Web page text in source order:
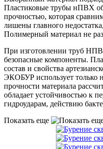
Пластиковые трубы нПВХ
прочностью, которая
лишены главного
Полимерный материал не
При изготовлении труб
безопасные компоненты.
состав и свойства
ЭКОБУР использует только
прочности материала
обладает устойчивостью к
гидроударам, действию
Показать еще